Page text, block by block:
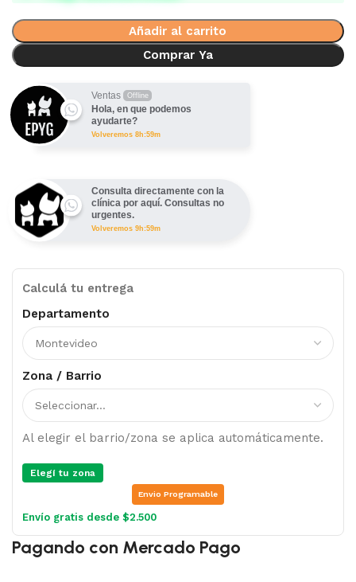
Añadir al carrito
Comprar Ya
Ventas Offline
Hola, en que podemos
ayudarte?
Volveremos 8h:59m
Consulta directamente con la
clínica por aquí. Consultas no
urgentes.
Volveremos 9h:59m
Calculá tu entrega
Departamento
Zona / Barrio
Al elegir el barrio/zona se aplica automáticamente.
Elegí tu zona
Envio Programable
Envío gratis desde $2.500
Pagando con Mercado Pago